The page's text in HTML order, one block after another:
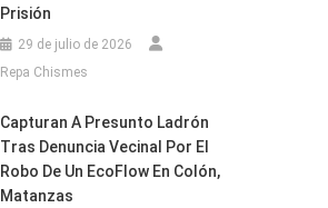
Prisión
29 de julio de 2026
Repa Chismes
Capturan A Presunto Ladrón
Tras Denuncia Vecinal Por El
Robo De Un EcoFlow En Colón,
Matanzas